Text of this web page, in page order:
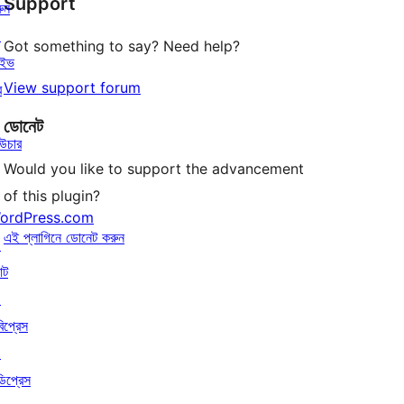
Got something to say? Need help?
View support forum
ডোনেট
Would you like to support the advancement
of this plugin?
এই প্লাগিনে ডোনেট করুন